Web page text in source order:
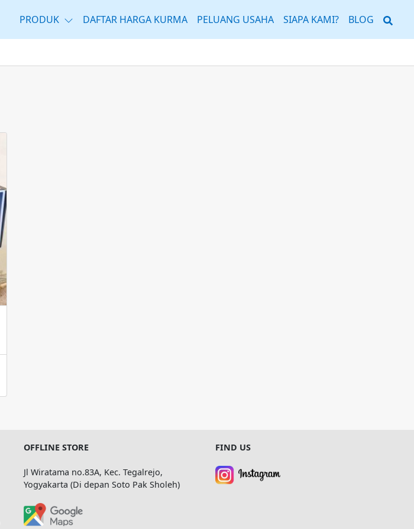
PRODUK DAFTAR HARGA KURMA PELUANG USAHA SIAPA KAMI? BLOG
OFFLINE STORE
Jl Wiratama no.83A, Kec. Tegalrejo,
Yogyakarta (Di depan Soto Pak Sholeh)
FIND US